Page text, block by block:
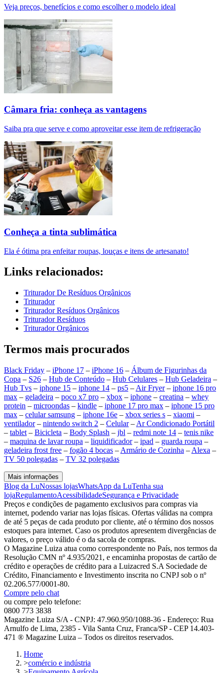
Veja preços, benefícios e como escolher o modelo ideal
Câmara fria: conheça as vantagens
Saiba pra que serve e como aproveitar esse item de refrigeração
Conheça a tinta sublimática
Ela é ótima pra enfeitar roupas, louças e itens de artesanato!
Links relacionados:
Triturador De Resíduos Orgânicos
Triturador
Triturador Resíduos Orgânicos
Triturador Resíduos
Triturador Orgânicos
Termos mais procurados
Black Friday – iPhone 17 – iPhone 16 – Álbum de Figurinhas da
Copa – S26 – Hub de Conteúdo – Hub Celulares – Hub Geladeira –
Hub Tvs – iphone 15 – iphone 14 – ps5 – Air Fryer– iphone 16 pro
max – geladeira – poco x7 pro – xbox – iphone – creatina – whey
protein – microondas – kindle – iphone 17 pro max – iphone 15 pro
max – celular samsung – iphone 16e – xbox series s – xiaomi –
ventilador– nintendo switch 2 – Celular– Ar Condicionado Portátil
– tablet – Bicicleta – Body Splash – jbl – redmi note 14 – tenis nike
– maquina de lavar roupa – liquidificador– ipad – guarda roupa –
geladeira frost free – fogão 4 bocas – Armário de Cozinha – Alexa –
TV 50 polegadas – TV 32 polegadas
Mais informações
Blog da LuNossas lojasWhatsApp da LuTenha sua
lojaRegulamentoAcessibilidadeSegurança e Privacidade
Preços e condições de pagamento exclusivos para compras via
internet, podendo variar nas lojas físicas. Ofertas válidas na compra
de até 5 peças de cada produto por cliente, até o término dos nossos
estoques para internet. Caso os produtos apresentem divergências de
valores, o preço válido é o da sacola de compras.
O Magazine Luiza atua como correspondente no País, nos termos da
Resolução CMN nº 4.935/2021, e encaminha propostas de cartão de
crédito e operações de crédito para a Luizacred S.A Sociedade de
Crédito, Financiamento e Investimento inscrita no CNPJ sob o nº
02.206.577/0001-80.
Compre pelo chat
ou compre pelo telefone:
0800 773 3838
Magazine Luiza S/A - CNPJ: 47.960.950/1088-36 - Endereço: Rua
Arnulfo de Lima, 2385 - Vila Santa Cruz, Franca/SP - CEP 14.403-
471 ® Magazine Luiza – Todos os direitos reservados.
Home
>comércio e indústria